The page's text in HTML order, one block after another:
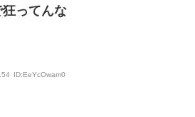
ってんな
ID:EeYcOwam0